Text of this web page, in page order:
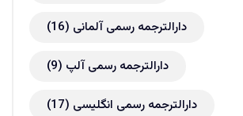
دارالترجمه رسمی آلمانی (16)
دارالترجمه رسمی آلپ (9)
دارالترجمه رسمی انگلیسی (17)